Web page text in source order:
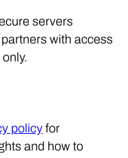
servers
with access
policy for
and how to